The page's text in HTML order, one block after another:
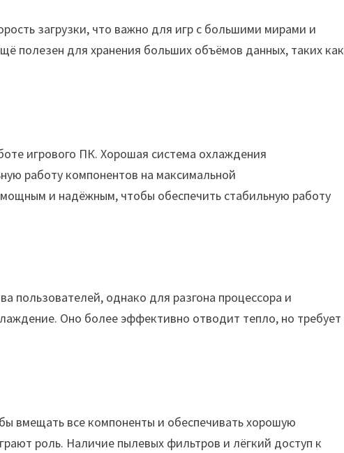
загрузки, что важно для игр с большими мирами и
полезен для хранения больших объёмов данных, таких как
игрового ПК. Хорошая система охлаждения
работу компонентов на максимальной
и надёжным, чтобы обеспечить стабильную работу
однако для разгона процессора и
Оно более эффективно отводит тепло, но требует
вмещать все компоненты и обеспечивать хорошую
роль. Наличие пылевых фильтров и лёгкий доступ к